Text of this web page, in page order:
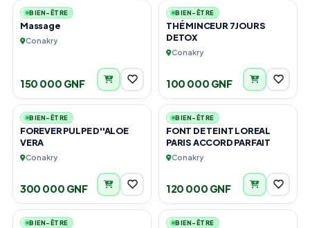
BIEN-ÊTRE
Massage
Conakry
150 000 GNF
BIEN-ÊTRE
THÉ MINCEUR 7JOURS
DETOX
Conakry
100 000 GNF
6
BIEN-ÊTRE
FOREVER PULPE D''ALOE
VERA
Conakry
300 000 GNF
3
BIEN-ÊTRE
FONT DE TEINT LOREAL
PARIS ACCORD PARFAIT
Conakry
120 000 GNF
4
BIEN-ÊTRE
1
BIEN-ÊTRE